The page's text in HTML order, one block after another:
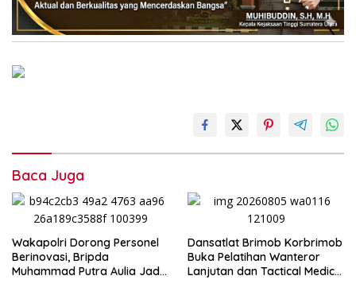
Baca Juga
Wakapolri Dorong Personel
Berinovasi, Bripda
Muhammad Putra Aulia Jadi
Dansatlat Brimob Korbrimob
Buka Pelatihan Wanteror
Lanjutan dan Tactical Medic